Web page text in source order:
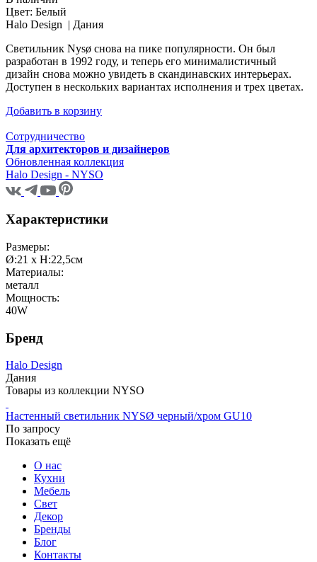
Цвет: Белый
Halo Design | Дания
Светильник Nysø снова на пике популярности. Он был
разработан в 1992 году, и теперь его минималистичный
дизайн снова можно увидеть в скандинавских интерьерах.
Доступен в нескольких вариантах исполнения и трех цветах.
Добавить в корзину
Сотрудничество
Для архитекторов и дизайнеров
Обновленная коллекция
Halo Design - NYSO
Характеристики
Размеры:
Ø:21 x H:22,5см
Материалы:
металл
Мощность:
40W
Бренд
Halo Design
Дания
Товары из коллекции NYSO
Настенный светильник NYSØ черный/хром GU10
По запросу
Показать ещё
О нас
Кухни
Мебель
Свет
Декор
Бренды
Блог
Контакты